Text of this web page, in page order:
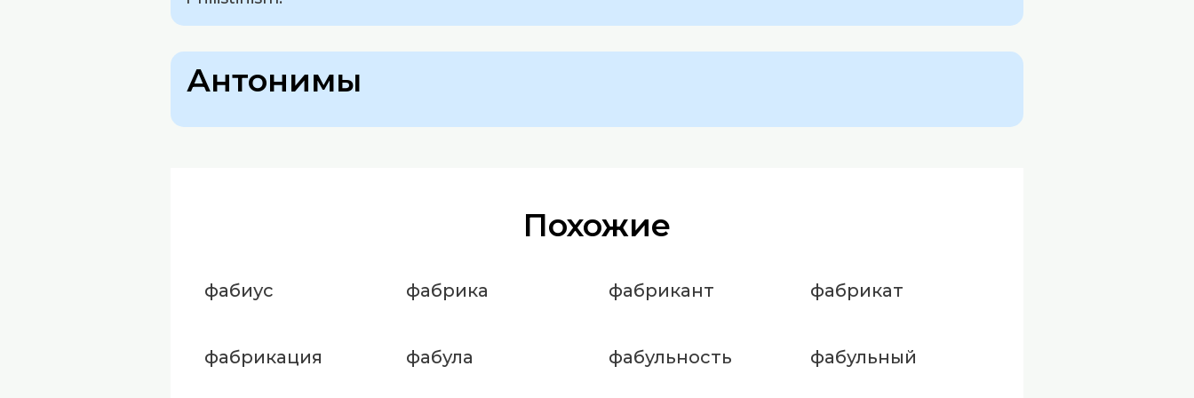
Антонимы
Похожие
фабиус фабрика фабрикант фабрикат
фабрикация фабула фабульность фабульный